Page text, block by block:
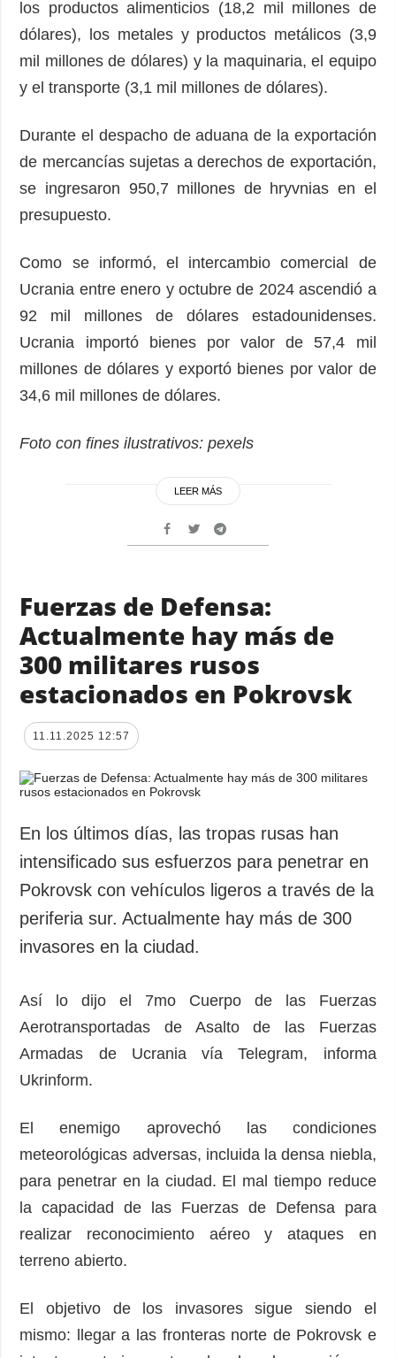
los productos alimenticios (18,2 mil millones de
dólares), los metales y productos metálicos (3,9
mil millones de dólares) y la maquinaria, el equipo
y el transporte (3,1 mil millones de dólares).
Durante el despacho de aduana de la exportación
de mercancías sujetas a derechos de exportación,
se ingresaron 950,7 millones de hryvnias en el
presupuesto.
Como se informó, el intercambio comercial de
Ucrania entre enero y octubre de 2024 ascendió a
92 mil millones de dólares estadounidenses.
Ucrania importó bienes por valor de 57,4 mil
millones de dólares y exportó bienes por valor de
34,6 mil millones de dólares.
Foto con fines ilustrativos: pexels
LEER MÁS
Fuerzas de Defensa:
Actualmente hay más de
300 militares rusos
estacionados en Pokrovsk
11.11.2025 12:57
En los últimos días, las tropas rusas han
intensificado sus esfuerzos para penetrar en
Pokrovsk con vehículos ligeros a través de la
periferia sur. Actualmente hay más de 300
invasores en la ciudad.
Así lo dijo el 7mo Cuerpo de las Fuerzas
Aerotransportadas de Asalto de las Fuerzas
Armadas de Ucrania vía Telegram, informa
Ukrinform.
El enemigo aprovechó las condiciones
meteorológicas adversas, incluida la densa niebla,
para penetrar en la ciudad. El mal tiempo reduce
la capacidad de las Fuerzas de Defensa para
realizar reconocimiento aéreo y ataques en
terreno abierto.
El objetivo de los invasores sigue siendo el
mismo: llegar a las fronteras norte de Pokrovsk e